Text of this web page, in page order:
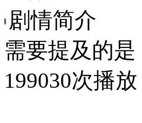
剧情简介
需要提及的
199030次播放